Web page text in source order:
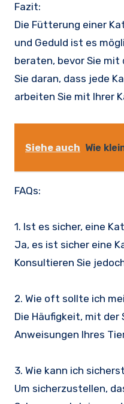
Fazit:
Die Fütterung einer
und Geduld ist es
beraten, bevor Sie
Sie daran, dass jede
arbeiten Sie mit Ihrer
Siehe auch Wie
FAQs:
1. Ist es sicher, eine
Ja, es ist sicher eine
Konsultieren Sie
2. Wie oft sollte ich
Die Häufigkeit, mit
Anweisungen Ihres
3. Wie kann ich
Um sicherzustellen,